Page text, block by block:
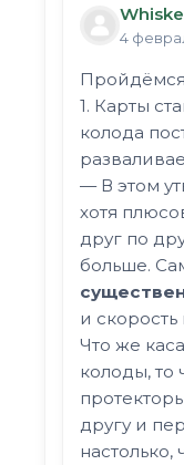
4
Пройдёмся
1. Карты
колода
— В этом
хотя
друг по
больше.
и
Что же
колоды, то
другу и
настолько,